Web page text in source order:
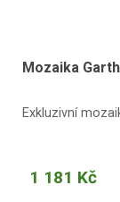
Mozaika
Exkluzivní
1 181 Kč